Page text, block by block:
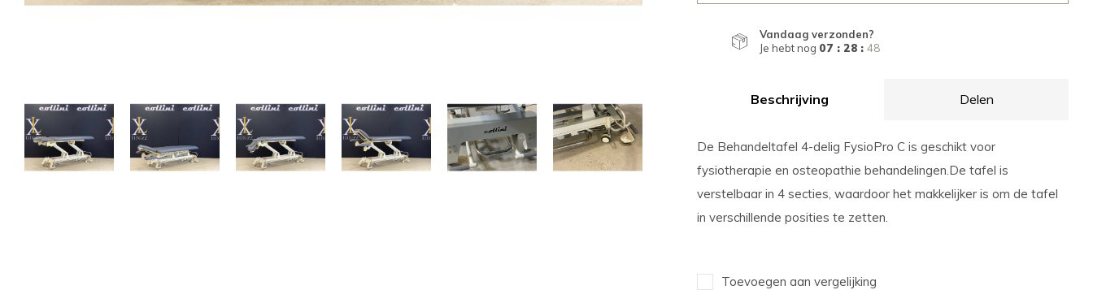
Vandaag verzonden?
Je hebt nog 07 : 28 : 47
Beschrijving Delen
De Behandeltafel 4-delig FysioPro C is geschikt voor
fysiotherapie en osteopathie behandelingen.De tafel is
verstelbaar in 4 secties, waardoor het makkelijker is om de tafel
in verschillende posities te zetten.
Toevoegen aan vergelijking